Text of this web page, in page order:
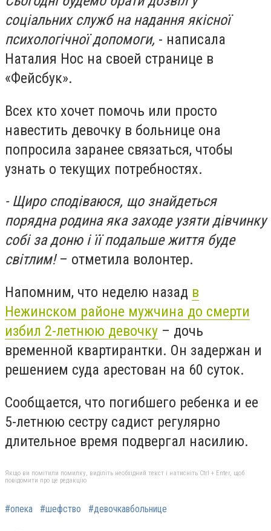
соціальних служб на надання якісної
психологічної допомоги, - написала
Наталия Нос на своей странице в
«Фейсбук».
Всех кто хочет помочь или просто
навестить девочку в больнице она
попросила заранее связаться, чтобы
узнать о текущих потребностях.
- Щиро сподіваюся, що знайдеться
порядна родина яка заходе узяти дівчинку
собі за доню і її подальше життя буде
світлим!– отметила волонтер.
Напомним, что неделю назад в
Нежинском районе мужчина до смерти
избил 2-летнюю девочку – дочь
временной квартирантки. Он задержан и
решением суда арестован на 60 суток.
Сообщается, что погибшего ребенка и ее
5-летнюю сестру садист регулярно
длительное время подвергал насилию.
Якщо ви помітили помилку, виділіть необхідний текст і натисніть Ctrl + Enter, щоб
повідомити про це редакцію
#опека #шефство #девочкавбольнице